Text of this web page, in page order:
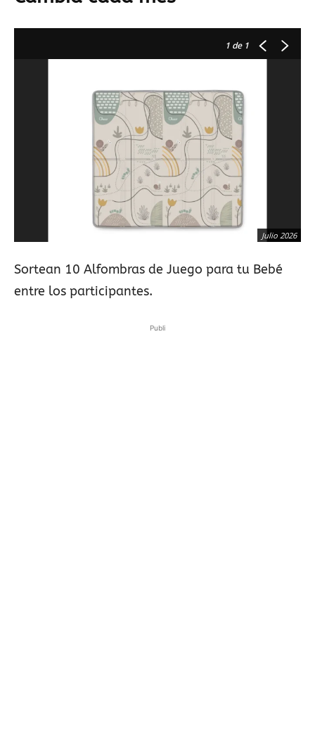
1 de 1
Julio 2026
Sortean 10 Alfombras de Juego para tu Bebé
entre los participantes.
Publi